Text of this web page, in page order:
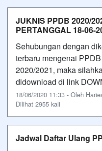
JUKNIS PPDB 2020/
PERTANGGAL 18-06-
Sehubungan dengan
terbaru mengenai
2020/2021, maka
didownload di link
18/06/2020 11:33 - Oleh
Dilihat 2955 kali
Jadwal Daftar Ulang